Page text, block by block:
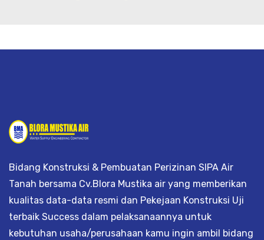
Bidang Konstruksi & Pembuatan Perizinan SIPA Air
Tanah bersama Cv.Blora Mustika air yang memberikan
kualitas data-data resmi dan Pekejaan Konstruksi Uji
terbaik Success dalam pelaksanaannya untuk
kebutuhan usaha/perusahaan kamu ingin ambil bidang